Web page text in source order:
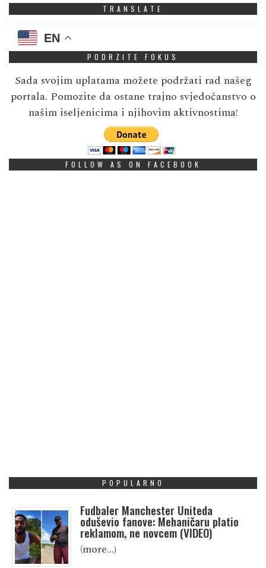
TRANSLATE
EN
PODRZITE FOKUS
Sada svojim uplatama možete podržati rad našeg
portala. Pomozite da ostane trajno svjedočanstvo o
našim iseljenicima i njihovim aktivnostima!
FOLLOW AS ON FACEBOOK
POPULARNO
Fudbaler Manchester Uniteda
oduševio fanove: Mehaničaru platio
reklamom, ne novcem (VIDEO)
(more…)